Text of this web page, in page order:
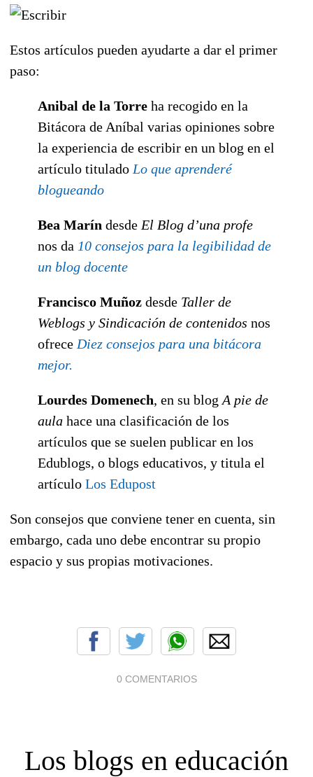
Estos artículos pueden ayudarte a dar el primer
paso:
Anibal de la Torre ha recogido en la
Bitácora de Aníbal varias opiniones sobre
la experiencia de escribir en un blog en el
artículo titulado Lo que aprenderé
blogueando
Bea Marín desde El Blog d’una profe
nos da 10 consejos para la legibilidad de
un blog docente
Francisco Muñoz desde Taller de
Weblogs y Sindicación de contenidos nos
ofrece Diez consejos para una bitácora
mejor.
Lourdes Domenech, en su blog A pie de
aula hace una clasificación de los
artículos que se suelen publicar en los
Edublogs, o blogs educativos, y titula el
artículo Los Edupost
Son consejos que conviene tener en cuenta, sin
embargo, cada uno debe encontrar su propio
espacio y sus propias motivaciones.
0 COMENTARIOS
Los blogs en educación